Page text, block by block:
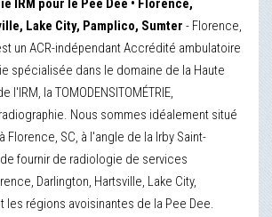
IRM pour le Pee Dee • Florence,
Lake City, Pamplico, Sumter - Florence,
un ACR-indépendant Accrédité ambulatoire
spécialisée dans le domaine de la Haute
la TOMODENSITOMÉTRIE,
Nous sommes idéalement situé
Florence, SC, à l'angle de la Irby Saint-
fournir de radiologie de services
Darlington, Hartsville, Lake City,
les régions avoisinantes de la Pee Dee.